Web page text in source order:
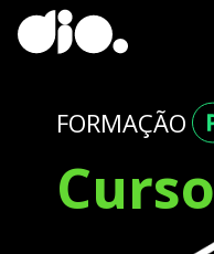
FORMAÇÃO
Curso